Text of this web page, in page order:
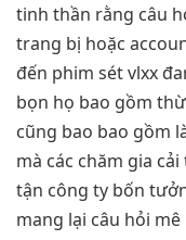
tinh thần rằng câu
trang bị hoặc
đến phim sét vlxx
bọn họ bao gồm
cũng bao bao gồm
mà các chăm gia
tận công ty bốn
mang lại câu hỏi